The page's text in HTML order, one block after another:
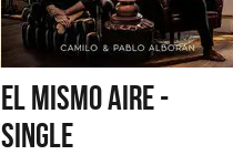
EL MISMO AIRE -
SINGLE